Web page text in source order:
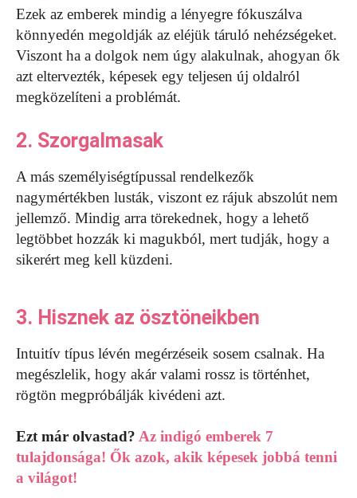
Ezek az emberek mindig a lényegre fókuszálva
könnyedén megoldják az eléjük táruló nehézségeket.
Viszont ha a dolgok nem úgy alakulnak, ahogyan ők
azt eltervezték, képesek egy teljesen új oldalról
megközelíteni a problémát.
2. Szorgalmasak
A más személyiségtípussal rendelkezők
nagymértékben lusták, viszont ez rájuk abszolút nem
jellemző. Mindig arra törekednek, hogy a lehető
legtöbbet hozzák ki magukból, mert tudják, hogy a
sikerért meg kell küzdeni.
3. Hisznek az ösztöneikben
Intuitív típus lévén megérzéseik sosem csalnak. Ha
megészlelik, hogy akár valami rossz is történhet,
rögtön megpróbálják kivédeni azt.
Ezt már olvastad? Az indigó emberek 7
tulajdonsága! Ők azok, akik képesek jobbá tenni
a világot!